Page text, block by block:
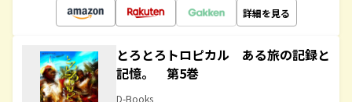
詳細を見る
とろとろトロピカル ある旅の記録と
記憶。 第5巻
D-Books